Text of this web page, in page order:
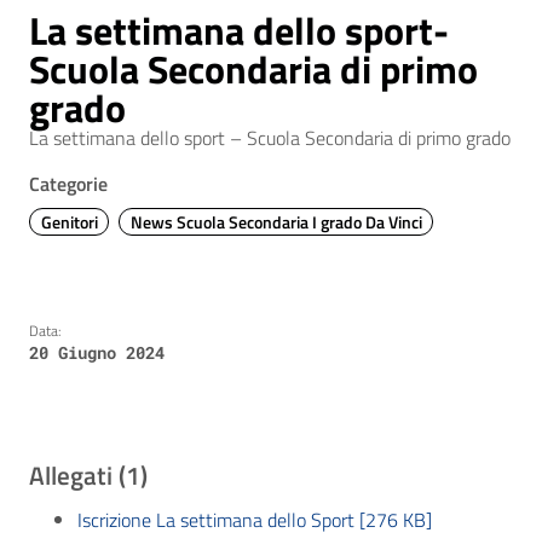
La settimana dello sport-
Scuola Secondaria di primo
grado
La settimana dello sport – Scuola Secondaria di primo grado
Categorie
Genitori News Scuola Secondaria I grado Da Vinci
Data:
20 Giugno 2024
Allegati (1)
Iscrizione La settimana dello Sport [276 KB]